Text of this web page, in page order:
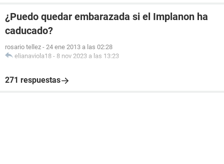
¿Puedo quedar embarazada si el Implanon ha
caducado?
rosario tellez - 24 ene 2013 a las 02:28
elianaviola18 - 8 nov 2023 a las 13:23
271 respuestas